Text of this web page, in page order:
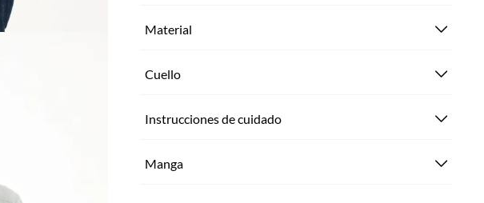
Material
Cuello
Instrucciones de cuidado
Manga